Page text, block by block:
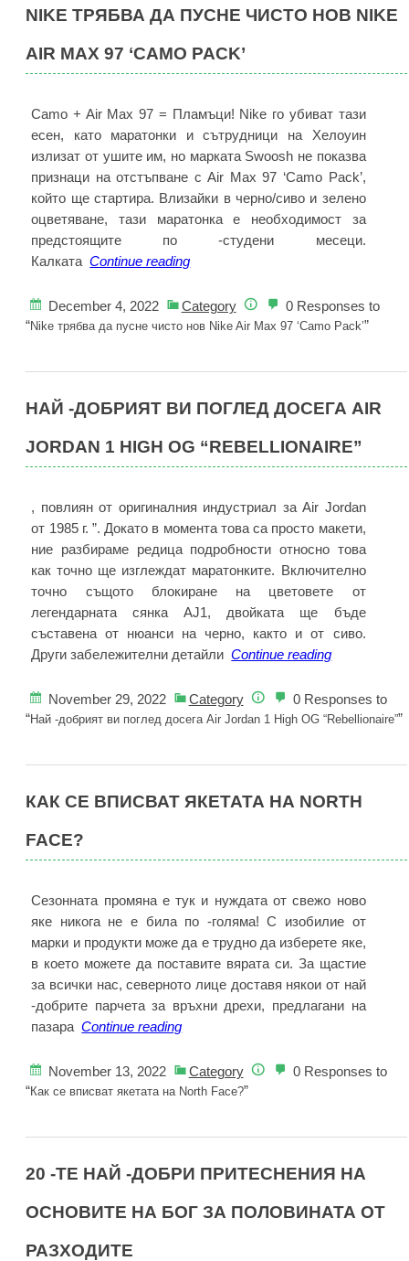
NIKE ТРЯБВА ДА ПУСНЕ ЧИСТО НОВ NIKE
AIR MAX 97 ‘CAMO PACK’
Camo + Air Max 97 = Пламъци! Nike го убиват тази
есен, като маратонки и сътрудници на Хелоуин
излизат от ушите им, но марката Swoosh не показва
признаци на отстъпване с Air Max 97 ‘Camo Pack’,
който ще стартира. Влизайки в черно/сиво и зелено
оцветяване, тази маратонка е необходимост за
предстоящите по -студени месеци.
Калката Continue readingNike
да
пусне
Air
97
‘Camo
December 4, 2022 Category
0 Responses to
“Nike трябва да пусне чисто нов Nike Air Max 97 ‘Camo Pack’”
НАЙ -ДОБРИЯТ ВИ ПОГЛЕД ДОСЕГА AIR
JORDAN 1 HIGH OG “REBELLIONAIRE”
, повлиян от оригиналния индустриал за Air Jordan
от 1985 г. ”. Докато в момента това са просто макети,
ние разбираме редица подробности относно това
как точно ще изглеждат маратонките. Включително
точно същото блокиране на цветовете от
легендарната сянка AJ1, двойката ще бъде
съставена от нюанси на черно, както и от сиво.
Други забележителни детайли Continue readingНай
ви
поглед
1
November 29, 2022 Category
0 Responses to
“Най -добрият ви поглед досега Air Jordan 1 High OG “Rebellionaire””
КАК СЕ ВПИСВАТ ЯКЕТАТА НА NORTH
FACE?
Сезонната промяна е тук и нуждата от свежо ново
яке никога не е била по -голяма! С изобилие от
марки и продукти може да е трудно да изберете яке,
в което можете да поставите вярата си. За щастие
за всички нас, северното лице доставя някои от най
-добрите парчета за връхни дрехи, предлагани на
пазара Continue readingКак
вписват
якетата
November 13, 2022 Category
0 Responses to
“Как се вписват якетата на North Face?”
20 -ТЕ НАЙ -ДОБРИ ПРИТЕСНЕНИЯ НА
ОСНОВИТЕ НА БОГ ЗА ПОЛОВИНАТА ОТ
РАЗХОДИТЕ